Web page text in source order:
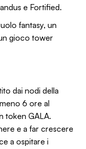
e Fortified.
fantasy, un
gioco tower
dai nodi della
6 ore al
token GALA.
e a far crescere
a ospitare i